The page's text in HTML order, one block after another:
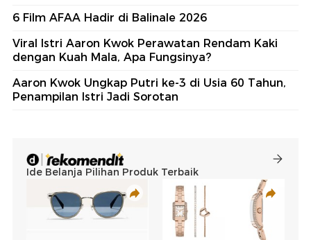
6 Film AFAA Hadir di Balinale 2026
Viral Istri Aaron Kwok Perawatan Rendam Kaki
dengan Kuah Mala, Apa Fungsinya?
Aaron Kwok Ungkap Putri ke-3 di Usia 60 Tahun,
Penampilan Istri Jadi Sorotan